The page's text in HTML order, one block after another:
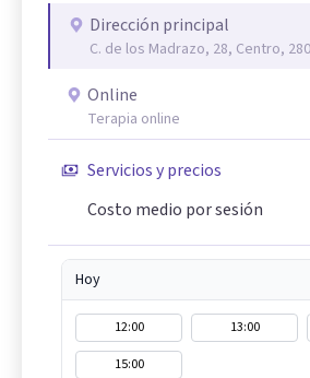
Dirección principal
C. de los Madrazo, 28, Centro,
Online
Terapia online
Servicios y precios
Costo medio por sesión
Hoy
12:00 13:00
15:00